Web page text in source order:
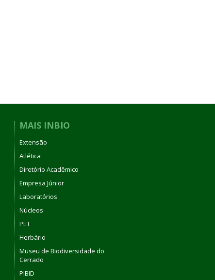
MAIS INBIO
Extensão
Atlética
Diretório Acadêmico
Empresa Júnior
Laboratórios
Núcleos
PET
Herbário
Museu de Biodiversidade do
Cerrado
PIBID